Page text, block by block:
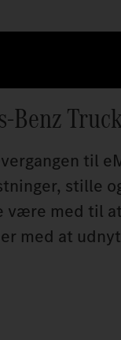
Benz
til
stille
være med til
med at